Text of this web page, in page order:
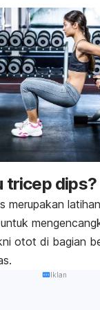
tricep dips?
merupakan
otot di bagian
Iklan